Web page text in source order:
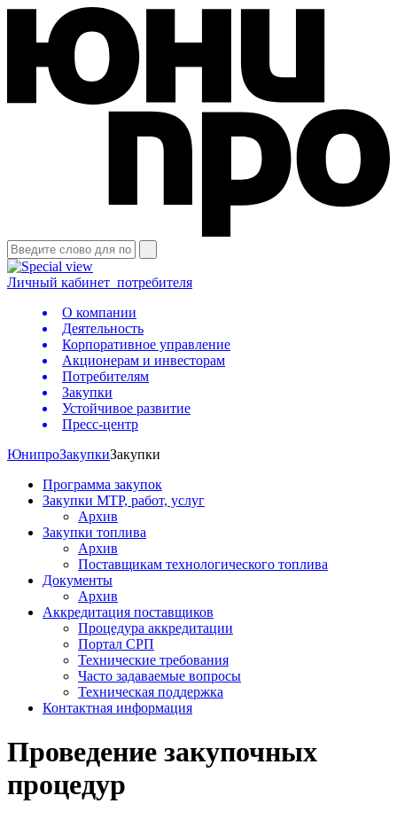
Личный кабинет потребителя
О компании
Деятельность
Корпоративное управление
Акционерам и инвесторам
Потребителям
Закупки
Устойчивое развитие
Пресс-центр
ЮнипроЗакупкиЗакупки
Программа закупок
Закупки МТР, работ, услуг
Архив
Закупки топлива
Архив
Поставщикам технологического топлива
Документы
Архив
Аккредитация поставщиков
Процедура аккредитации
Портал СРП
Технические требования
Часто задаваемые вопросы
Техническая поддержка
Контактная информация
Проведение закупочных
процедур